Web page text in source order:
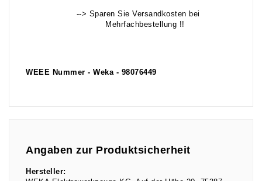
--> Sparen Sie Versandkosten bei
Mehrfachbestellung !!
WEEE Nummer - Weka - 98076449
Angaben zur Produktsicherheit
Hersteller: